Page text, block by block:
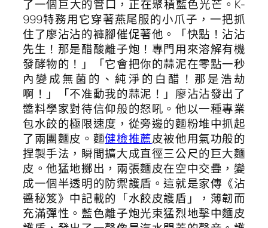
了一個巨大的管口，正在聚積藍色光芒。K-
999特務用它穿著燕尾服的小爪子，一把抓
住了廖沾沾的褲腳催促著他。「快點！沾沾
先生！那是醋酸離子炮！專門用來溶解有機
發酵物的！」「它會把你的蒜泥在零點一秒
內變成無菌的、純淨的白醋！那是浩劫
啊！」「不准動我的蒜泥！」廖沾沾發出了
醬料學家對待信仰般的怒吼。他以一種專業
包水餃的極限速度，從旁邊的麵粉堆中抓起
了兩團麵皮。麵健檢推薦皮被他用氣功般的
捏製手法，瞬間擴大成直徑三公尺的巨大麵
皮。他猛地擲出，兩張麵皮在空中交疊，變
成一個半透明的防禦護盾。這就是家傳《沾
醬秘笈》中記載的「水餃皮護盾」，薄韌而
充滿彈性。藍色離子炮光束猛烈地擊中麵皮